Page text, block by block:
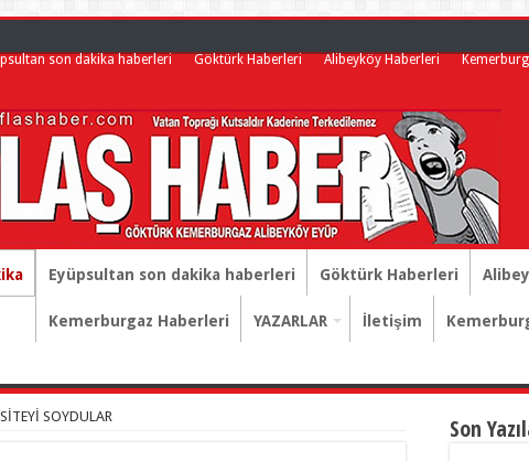
son dakika haberleri Göktürk Haberleri Alibeyköy Haberleri
Eyüpsultan son dakika haberleri Göktürk Haberleri
Kemerburgaz Haberleri YAZARLAR İletişim
SOYDULAR Son